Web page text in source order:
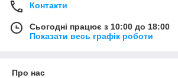
Контакти
Сьогодні працює з 10:00 до 18:00
Показати весь графік роботи
Про нас